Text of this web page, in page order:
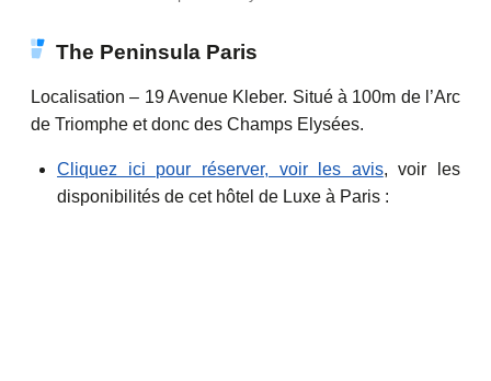
The Peninsula Paris
Localisation – 19 Avenue Kleber. Situé à 100m de l’Arc
de Triomphe et donc des Champs Elysées.
Cliquez ici pour réserver, voir les avis, voir les
disponibilités de cet hôtel de Luxe à Paris :